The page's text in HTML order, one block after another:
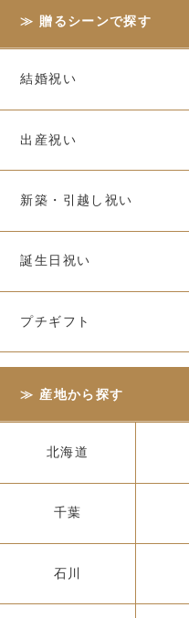
贈るシーンで探す
結婚祝い
出産祝い
新築・引越し祝い
誕生日祝い
プチギフト
産地から探す
北海道
千葉
石川